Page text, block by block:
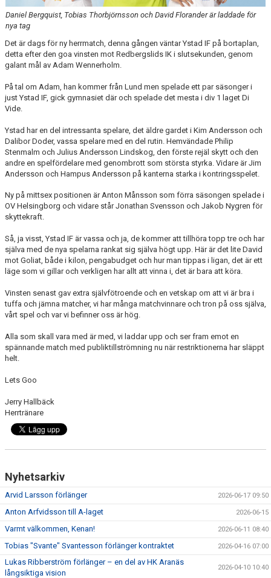
Daniel Bergquist, Tobias Thorbjörnsson och David Florander är laddade för
nya tag
Det är dags för ny herrmatch, denna gången väntar Ystad IF på bortaplan,
detta efter den goa vinsten mot Redbergslids IK i slutsekunden, genom
galant mål av Adam Wennerholm.
På tal om Adam, han kommer från Lund men spelade ett par säsonger i
just Ystad IF, gick gymnasiet där och spelade det mesta i div 1 laget Di
Vide.
Ystad har en del intressanta spelare, det äldre gardet i Kim Andersson och
Dalibor Doder, vassa spelare med en del rutin. Hemvändade Philip
Stenmalm och Julius Andersson Lindskog, den förste rejäl skytt och den
andre en spelfördelare med genombrott som största styrka. Vidare är Jim
Andersson och Hampus Andersson på kanterna starka i kontringsspelet.
Ny på mittsex positionen är Anton Månsson som förra säsongen spelade i
OV Helsingborg och vidare står Jonathan Svensson och Jakob Nygren för
skyttekraft.
Så, ja visst, Ystad IF är vassa och ja, de kommer att tillhöra topp tre och har
själva med de nya spelarna rankat sig själva högt upp. Här är det lite David
mot Goliat, både i kilon, pengabudget och hur man tippas i ligan, det är ett
läge som vi gillar och verkligen har allt att vinna i, det är bara att köra.
Vinsten senast gav extra självfötroende och en vetskap om att vi är bra i
tuffa och jämna matcher, vi har många matchvinnare och tron på oss själva,
vårt spel och var vi befinner oss är hög.
Alla som skall vara med är med, vi laddar upp och ser fram emot en
spännande match med publiktillströmning nu när restriktionerna har släppt
helt.
Lets Goo
Jerry Hallbäck
Herrtränare
Nyhetsarkiv
Arvid Larsson förlänger 2026-06-17 09:50
Anton Arfvidsson till A-laget 2026-06-15
Varmt välkommen, Kenan! 2026-06-11 08:40
Tobias "Svante" Svantesson förlänger kontraktet 2026-04-16 07:00
Lukas Ribberström förlänger – en del av HK Aranäs
långsiktiga vision
2026-04-10 10:40